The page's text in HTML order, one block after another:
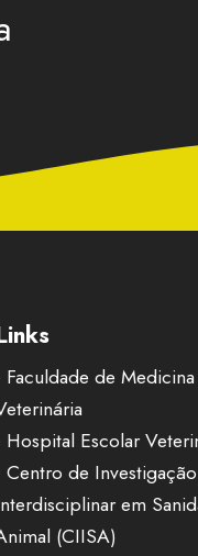
Faculdade de Medicina
Hospital Escolar
Centro de Investigação
em
(CIISA)